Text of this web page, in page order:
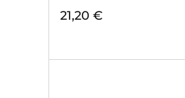
21,20 €